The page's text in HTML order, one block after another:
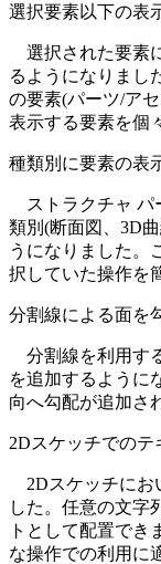
選択要素以下の表
選択された要素
るようになりまし
の要素(パーツ/ア
表示する要素を個
種類別に要素の表
ストラクチャ パ
類別(断面図、3D
うになりました。
択していた操作を
分割線による面を
分割線を利用す
を追加するように
向へ勾配が追加さ
2Dスケッチでのテ
2Dスケッチにお
した。任意の文字
トとして配置でき
な操作での利用に